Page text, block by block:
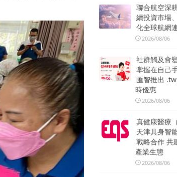
聯合航空深
續投資市場
化全球航網
2026/08/06
社群觸及會
掌握在自己
匯智推出
時優惠
2026/08/06
真健康醫療
天津具身智
戰略合作 共
產業生態
2026/08/06